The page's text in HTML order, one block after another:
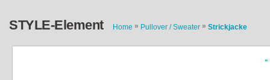
STYLE-Element Home » Pullover / Sweater » Strickjacke
«